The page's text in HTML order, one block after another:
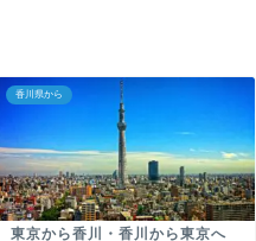
香川県から
東京から香川・香川から東京へ